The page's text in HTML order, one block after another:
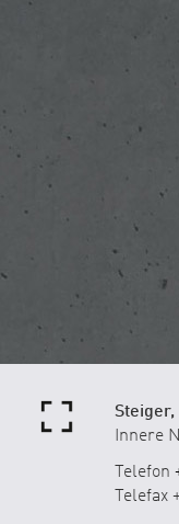
Innere
Telefon
Telefax